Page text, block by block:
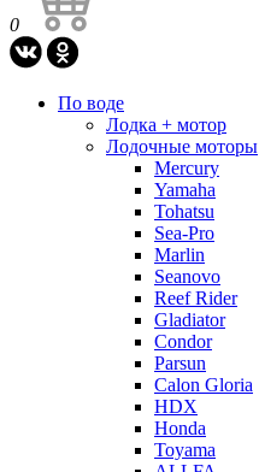
0
По воде
Лодка + мотор
Лодочные моторы
Mercury
Yamaha
Tohatsu
Sea-Pro
Marlin
Seanovo
Reef Rider
Gladiator
Condor
Parsun
Calon Gloria
HDX
Honda
Toyama